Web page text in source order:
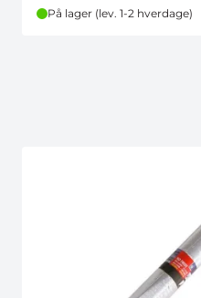
På lager (lev. 1-2 hverdage)